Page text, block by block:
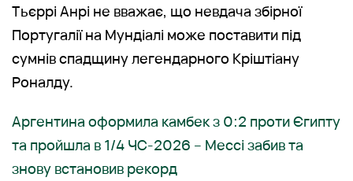
Тьєррі Анрі не вважає, що невдача збірної
Португалії на Мундіалі може поставити під
сумнів спадщину легендарного Кріштіану
Роналду.
Аргентина оформила камбек з 0:2 проти Єгипту
та пройшла в 1/4 ЧС-2026 – Мессі забив та
знову встановив рекорд